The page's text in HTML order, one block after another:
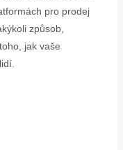
pro prodej
způsob,
jak vaše